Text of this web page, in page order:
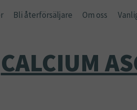
Bli återförsäljare Om oss
CALCIUM